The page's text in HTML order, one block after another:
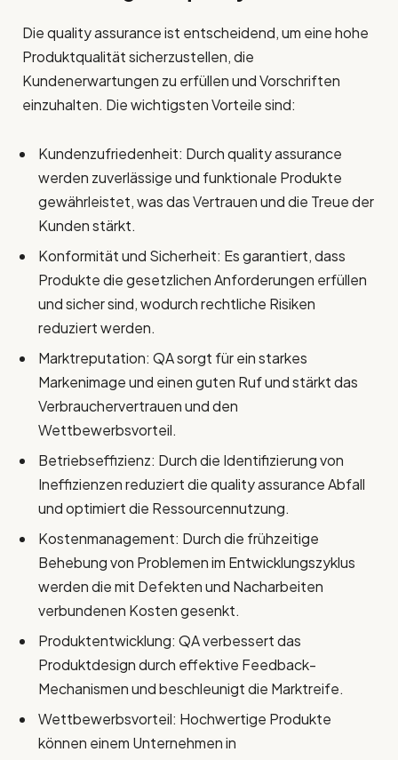
Die quality assurance ist entscheidend, um eine hohe
Produktqualität sicherzustellen, die
Kundenerwartungen zu erfüllen und Vorschriften
einzuhalten. Die wichtigsten Vorteile sind:
Kundenzufriedenheit: Durch quality assurance
werden zuverlässige und funktionale Produkte
gewährleistet, was das Vertrauen und die Treue der
Kunden stärkt.
Konformität und Sicherheit: Es garantiert, dass
Produkte die gesetzlichen Anforderungen erfüllen
und sicher sind, wodurch rechtliche Risiken
reduziert werden.
Marktreputation: QA sorgt für ein starkes
Markenimage und einen guten Ruf und stärkt das
Verbrauchervertrauen und den
Wettbewerbsvorteil.
Betriebseffizienz: Durch die Identifizierung von
Ineffizienzen reduziert die quality assurance Abfall
und optimiert die Ressourcennutzung.
Kostenmanagement: Durch die frühzeitige
Behebung von Problemen im Entwicklungszyklus
werden die mit Defekten und Nacharbeiten
verbundenen Kosten gesenkt.
Produktentwicklung: QA verbessert das
Produktdesign durch effektive Feedback-
Mechanismen und beschleunigt die Marktreife.
Wettbewerbsvorteil: Hochwertige Produkte
können einem Unternehmen in